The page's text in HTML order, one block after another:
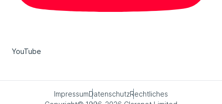
YouTube
ImpressumDatenschutzRechtliches